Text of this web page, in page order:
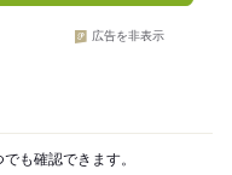
広告を非表示
も確認できます。